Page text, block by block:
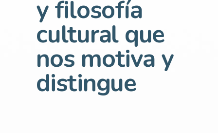
y filosofía
cultural que
nos motiva y
distingue